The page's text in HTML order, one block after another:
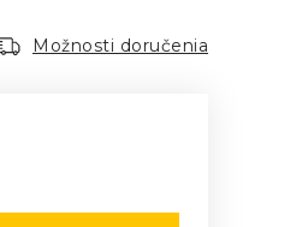
Možnosti doručenia